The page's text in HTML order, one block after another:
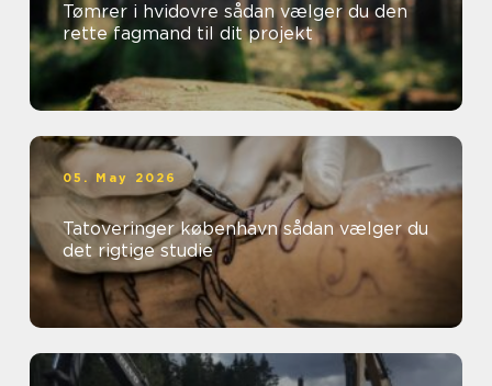
Tømrer i hvidovre sådan vælger du den
rette fagmand til dit projekt
05. May 2026
Tatoveringer københavn sådan vælger du
det rigtige studie